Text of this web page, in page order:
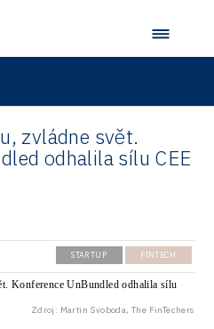
zvládne svět.
odhalila sílu CEE
STARTUP FINTECH
Zdroj: Martin Svoboda, The FinTechers